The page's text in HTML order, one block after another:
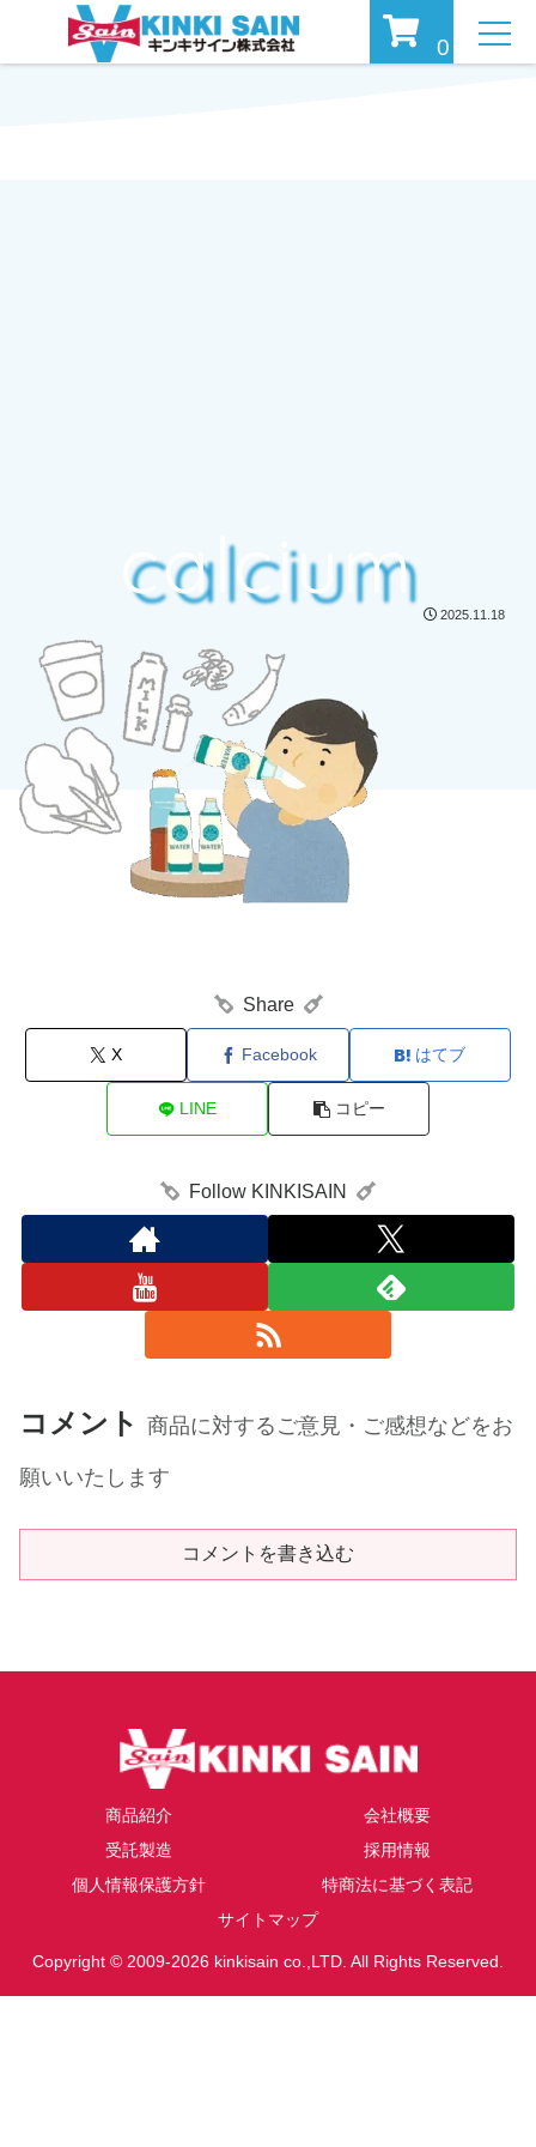
calcium
2025.11.18
Share
X Facebook はてブ
LINE コピー
Follow KINKISAIN
コメント 商品に対するご意見・ご感想などをお
願いいたします
コメントを書き込む
商品紹介
会社概要
受託製造
採用情報
個人情報保護方針
特商法に基づく表記
サイトマップ
Copyright © 2009-2026 kinkisain co.,LTD. All Rights Reserved.
0